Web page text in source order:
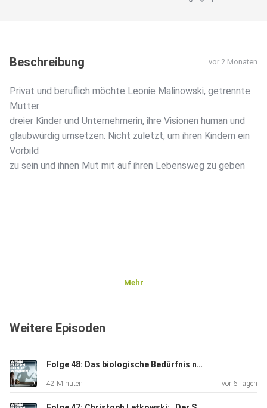
Beschreibung vor 2 Monaten
Privat und beruflich möchte Leonie Malinowski, getrennte
Mutter
dreier Kinder und Unternehmerin, ihre Visionen human und
glaubwürdig umsetzen. Nicht zuletzt, um ihren Kindern ein
Vorbild
zu sein und ihnen Mut mit auf ihren Lebensweg zu geben
Mehr
Weitere Episoden
Folge 48: Das biologische Bedürfnis nach gemeinsamer Eltern-Fürsorge
42 Minuten vor 6 Tagen